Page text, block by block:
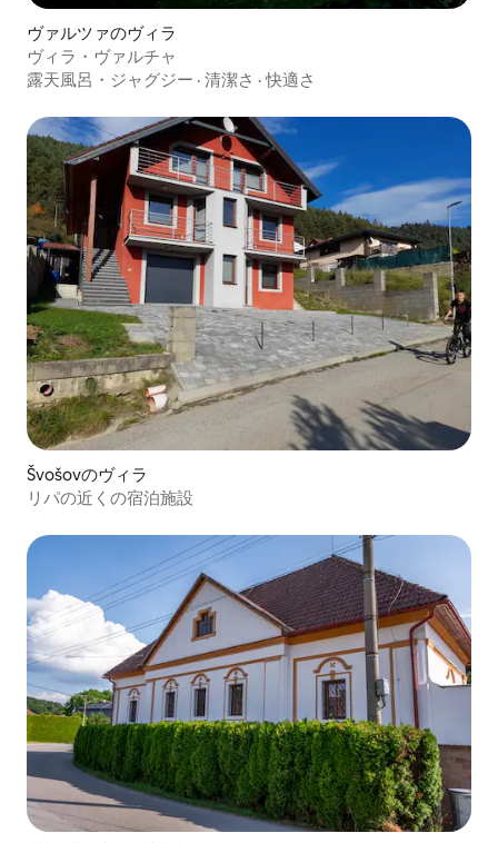
ヴァルツァのヴィラ
ヴィラ・ヴァルチャ
露天風呂・ジャグジー · 清潔さ ·快適さ
Švošovのヴィラ
リパの近くの宿泊施設